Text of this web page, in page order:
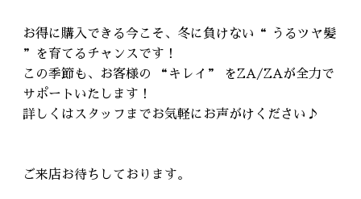
お得に購入できる今こそ、冬に負けない“ うるツヤ髪
”を育てるチャンスです！
この季節も、お客様の “キレイ” をZA/ZAが全力で
サポートいたします！
詳しくはスタッフまでお気軽にお声がけください♪
ご来店お待ちしております。